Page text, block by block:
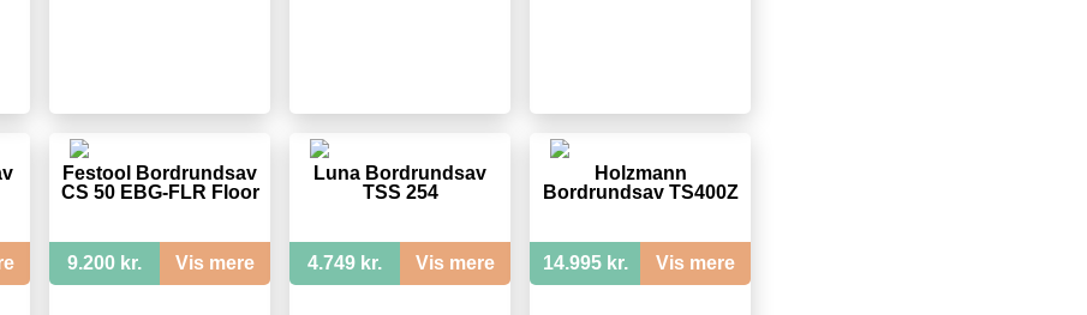
Festool Bordrundsav
CS 50 EBG-FLR Floor
9.200 kr. Vis mere
Luna Bordrundsav
TSS 254
4.749 kr. Vis mere
Holzmann
Bordrundsav TS400Z
14.995 kr. Vis mere